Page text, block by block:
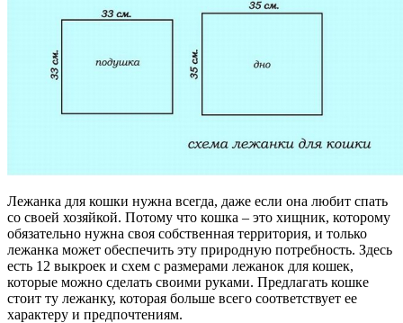
Лежанка для кошки нужна всегда, даже если она любит спать
со своей хозяйкой. Потому что кошка – это хищник, которому
обязательно нужна своя собственная территория, и только
лежанка может обеспечить эту природную потребность. Здесь
есть 12 выкроек и схем с размерами лежанок для кошек,
которые можно сделать своими руками. Предлагать кошке
стоит ту лежанку, которая больше всего соответствует ее
характеру и предпочтениям.